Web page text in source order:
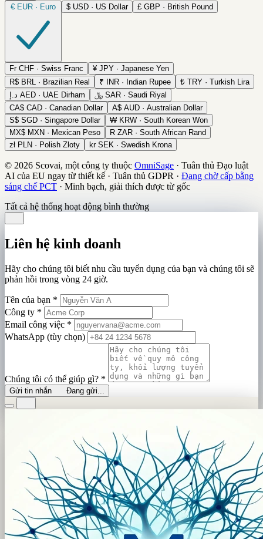
€ EUR · Euro $ USD · US Dollar £ GBP · British Pound
Fr CHF · Swiss Franc ¥ JPY · Japanese Yen
R$ BRL · Brazilian Real ₹ INR · Indian Rupee ₺ TRY · Turkish Lira
د.إ AED · UAE Dirham ﷼ SAR · Saudi Riyal
CA$ CAD · Canadian Dollar A$ AUD · Australian Dollar
S$ SGD · Singapore Dollar ₩ KRW · South Korean Won
MX$ MXN · Mexican Peso R ZAR · South African Rand
zł PLN · Polish Zloty kr SEK · Swedish Krona
© 2026 Scovai, một công ty thuộc OmniSage · Tuân thủ Đạo luật
AI của EU ngay từ thiết kế · Tuân thủ GDPR · Đang chờ cấp bằng
sáng chế PCT · Minh bạch, giải thích được từ gốc
Tất cả hệ thống hoạt động bình thường
Liên hệ kinh doanh
Hãy cho chúng tôi biết nhu cầu tuyển dụng của bạn và chúng tôi sẽ
phản hồi trong vòng 24 giờ.
Tên của bạn *
Công ty *
Email công việc *
WhatsApp (tùy chọn)
Chúng tôi có thể giúp gì? *
Gửi tin nhắn Đang gửi...